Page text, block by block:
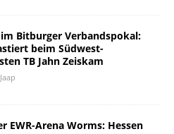
Bitburger Verbandspokal:
beim Südwest-
TB Jahn Zeiskam
EWR-Arena Worms: Hessen